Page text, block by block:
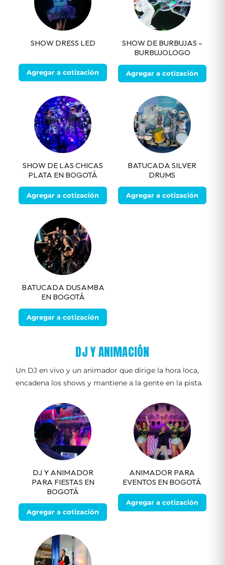
SHOW DRESS LED
Agregar a cotización
SHOW DE BURBUJAS –
BURBUJOLOGO
Agregar a cotización
SHOW DE LAS CHICAS
PLATA EN BOGOTÁ
Agregar a cotización
BATUCADA SILVER
DRUMS
Agregar a cotización
BATUCADA DUSAMBA
EN BOGOTÁ
Agregar a cotización
DJ Y ANIMACIÓN
Un DJ en vivo y un animador que dirige la hora loca,
encadena los shows y mantiene a la gente en la pista.
DJ Y ANIMADOR
PARA FIESTAS EN
BOGOTÁ
Agregar a cotización
ANIMADOR PARA
EVENTOS EN BOGOTÁ
Agregar a cotización